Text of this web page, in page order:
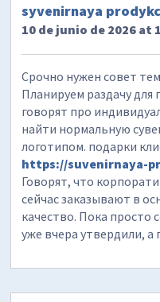
syvenirnaya
10 de junio de 2026 at
Срочно нужен совет
Планируем раздачу
говорят про
найти нормальную
логотипом. подарки
https://suvenirnaya-
Говорят, что
сейчас заказывают в
качество. Пока
уже вчера утвердили, а